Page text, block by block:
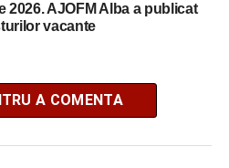
2026. AJOFM Alba a publicat
vacante
A COMENTA